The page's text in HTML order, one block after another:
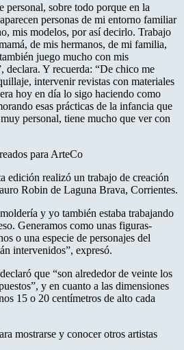
personal, sobre todo porque en la
personas de mi entorno familiar
mis modelos, por así decirlo. Trabajo
de mis hermanos, de mi familia,
juego mucho con mis
declara. Y recuerda: “De chico me
intervenir revistas con materiales
hoy en día lo sigo haciendo como
esas prácticas de la infancia que
personal, tiene mucho que ver con
para ArteCo
edición realizó un trabajo de creación
Robin de Laguna Brava, Corrientes.
y yo también estaba trabajando
Generamos como unas figuras-
o una especie de personajes del
intervenidos”, expresó.
que “son alrededor de veinte los
y en cuanto a las dimensiones
15 o 20 centímetros de alto cada
mostrarse y conocer otros artistas